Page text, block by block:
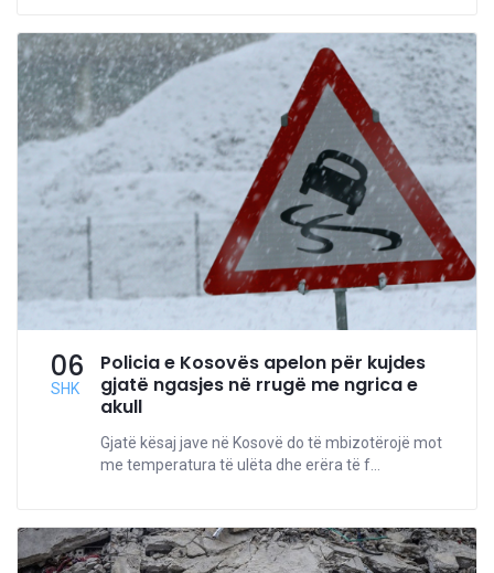
06
SHK
Policia e Kosovës apelon për kujdes
gjatë ngasjes në rrugë me ngrica e
akull
Gjatë kësaj jave në Kosovë do të mbizotërojë mot
me temperatura të ulëta dhe erëra të f...